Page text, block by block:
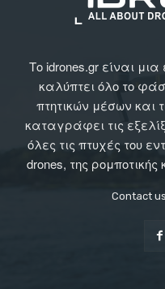
Το idrones.gr είναι
καλύπτει όλο το
πτητικών μέσων και
καταγράφει τις
όλες τις πτυχές του
drones, της
Contact